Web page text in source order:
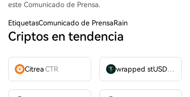
este Comunicado de Prensa.
EtiquetasComunicado de PrensaRain
Criptos en tendencia
CitreaCTR wrapped stUSDT